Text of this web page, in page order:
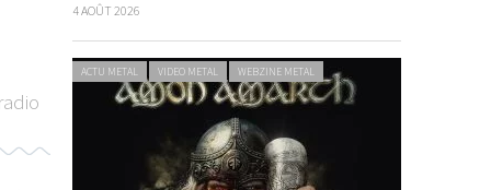
radio
4 AOÛT 2026
ACTU METAL VIDEO METAL WEBZINE METAL